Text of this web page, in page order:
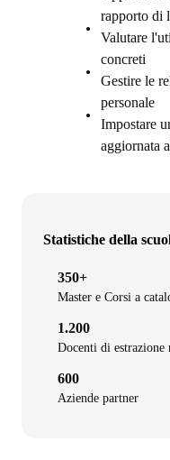
rapporto di
Valutare
concreti
Gestire le
personale
Impostare
aggiornata
Statistiche della
350+
Master e Corsi a
1.200
Docenti di estrazione
600
Aziende partner